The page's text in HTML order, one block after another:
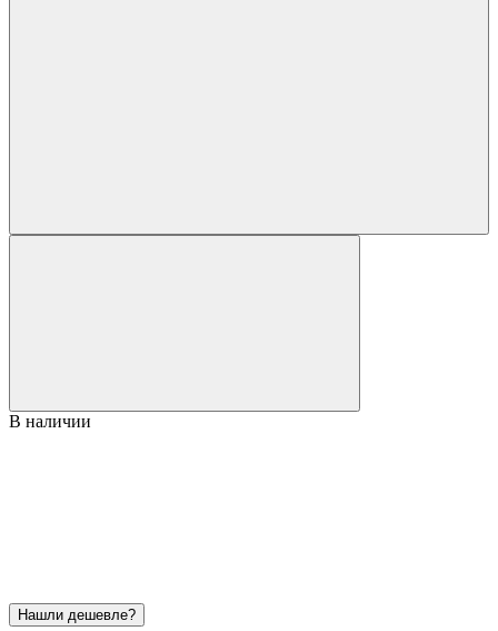
В наличии
Нашли дешевле?